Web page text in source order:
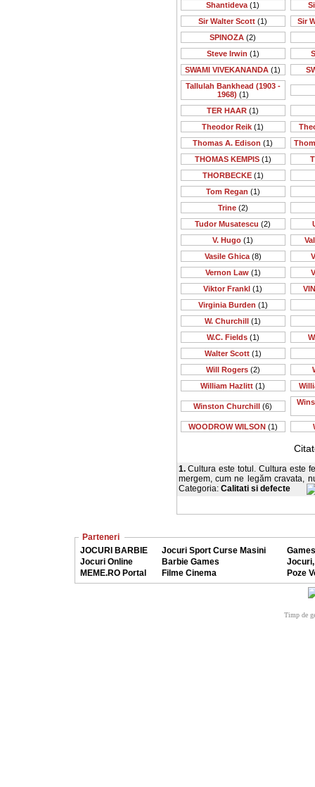
Shantideva (1)
Sir Walter Scott (1)
Sir
SPINOZA (2)
Steve Irwin (1)
SWAMI VIVEKANANDA (1)
Tallulah Bankhead (1903 -
1968) (1)
TER HAAR (1)
Theodor Reik (1)
Thomas A. Edison (1)
THOMAS KEMPIS(1)
THORBECKE(1)
Tom Regan (1)
Trine(2)
Tudor Musatescu (2)
V. Hugo (1)
Vasile Ghica(8)
Vernon Law(1)
Viktor Frankl (1)
Virginia Burden (1)
W. Churchill (1)
W.C. Fields(1)
Walter Scott(1)
Will Rogers(2)
William Hazlitt (1)
Winston Churchill (6)
WOODROW WILSON(1)
1.Cultura este totul. Cultura este
mergem, cum ne legăm cravata,
Categoria: Calitati si defecte
Parteneri
JOCURI BARBIE
Jocuri Sport Curse Masini
Jocuri Online
Barbie Games
MEME.RO Portal
Filme Cinema Poze
Timp de